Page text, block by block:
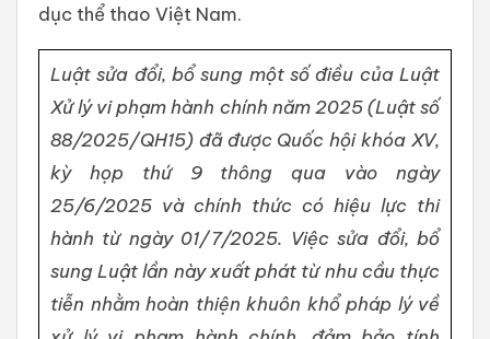
dục thể thao Việt Nam.
Luật sửa đổi, bổ sung một số điều của Luật
Xử lý vi phạm hành chính năm 2025 (Luật số
88/2025/QH15) đã được Quốc hội khóa XV,
kỳ họp thứ 9 thông qua vào ngày
25/6/2025 và chính thức có hiệu lực thi
hành từ ngày 01/7/2025. Việc sửa đổi, bổ
sung Luật lần này xuất phát từ nhu cầu thực
tiễn nhằm hoàn thiện khuôn khổ pháp lý về